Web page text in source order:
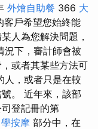
外燴自助餐 366 大
客戶希望您始終能
人為您解決問題，
況下，審計師會被
或者其某些方法可
人，或者只是在較
。 近年來，該部
登記冊的第
學按摩 部分中，在